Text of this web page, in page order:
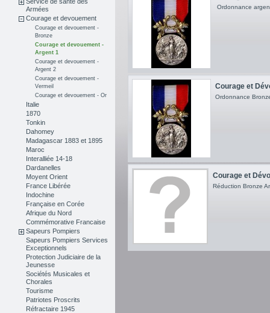
Armées
Courage et devouement
Courage et devouement -
Bronze
Courage et devouement -
Argent 1
Courage et devouement -
Argent 2
Courage et devouement -
Vermeil
Courage et devouement - Or
Italie
1870
Tonkin
Dahomey
Madagascar 1883 et 1895
Maroc
Interalliée 14-18
Dardanelles
Moyent Orient
France Libérée
Indochine
Française en Corée
Afrique du Nord
Commémorative Francaise
Sapeurs Pompiers
Sapeurs Pompiers Services
Exceptionnels
Protection Judiciaire de la
Jeunesse
Sociétés Musicales et
Chorales
Tourisme
Patriotes Proscrits
Réfractaire 1945
Ordonnance
Courage et
Ordonnance
Courage et
Réduction Bronze